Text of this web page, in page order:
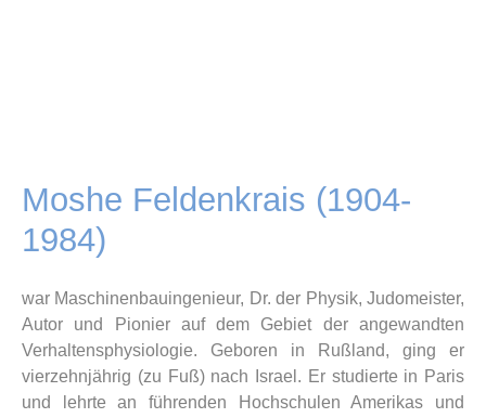
Moshe Feldenkrais (1904-
1984)
war Maschinenbauingenieur, Dr. der Physik, Judomeister,
Autor und Pionier auf dem Gebiet der angewandten
Verhaltensphysiologie. Geboren in Rußland, ging er
vierzehnjährig (zu Fuß) nach Israel. Er studierte in Paris
und lehrte an führenden Hochschulen Amerikas und